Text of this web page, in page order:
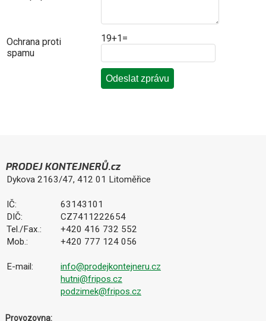
Ochrana proti
spamu
19+1=
PRODEJ KONTEJNERŮ.cz
Dykova 2163/47, 412 01 Litoměřice
IČ:
63143101
DIČ:
CZ7411222654
Tel./Fax.:
+420 416 732 552
Mob.:
+420 777 124 056
E-mail:
info@prodejkontejneru.cz
hutni@fripos.cz
podzimek@fripos.cz
Provozovna: